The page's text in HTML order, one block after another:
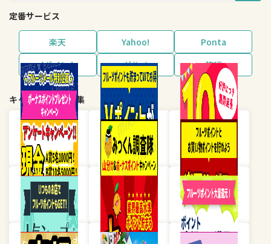
定番サービス
楽天 Yahoo!
Ponta
dポイント
グルメ 旅行
キャンペーン・特集